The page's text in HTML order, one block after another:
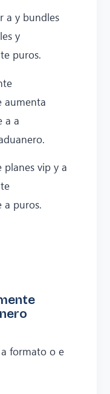
a y bundles
y
puros.
aumenta
a a
planes vip y a
a puros.
formato o e